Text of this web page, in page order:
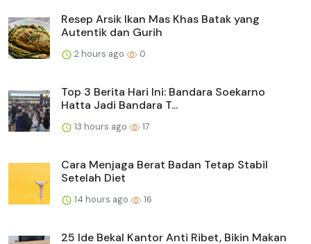
Resep Arsik Ikan Mas Khas Batak yang
Autentik dan Gurih
2 hours ago 0
Top 3 Berita Hari Ini: Bandara Soekarno
Hatta Jadi Bandara T...
13 hours ago 17
Cara Menjaga Berat Badan Tetap Stabil
Setelah Diet
14 hours ago 16
25 Ide Bekal Kantor Anti Ribet, Bikin Makan